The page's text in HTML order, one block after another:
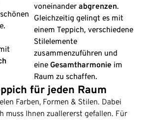
voneinander abgrenzen.
Gleichzeitig gelingt es mit
einem Teppich, verschiedene
Stilelemente
zusammenzuführen und
eine Gesamtharmonie im
Raum zu schaffen.
für jeden Raum
Farben, Formen & Stilen. Dabei
muss Ihnen zuallererst gefallen. Für